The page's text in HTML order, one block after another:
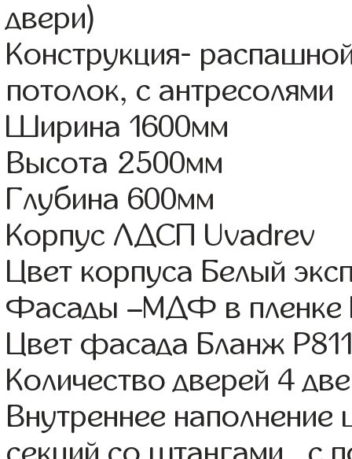
двери)
Конструкция-
потолок, с антресолями
Ширина 1600мм
Высота 2500мм
Глубина 600мм
Корпус ЛДСП Uvadrev
Цвет корпуса Белый
Фасады –МДФ в пленке
Цвет фасада Бланж
Количество дверей 4
Внутреннее